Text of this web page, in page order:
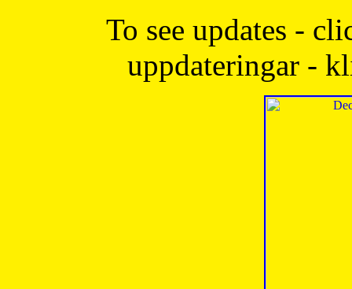
To see updates -
uppdateringar -